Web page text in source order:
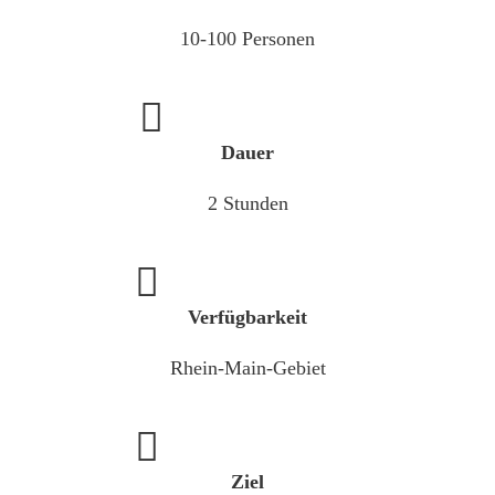
10-100 Personen
Dauer
2 Stunden
Verfügbarkeit
Rhein-Main-Gebiet
Ziel